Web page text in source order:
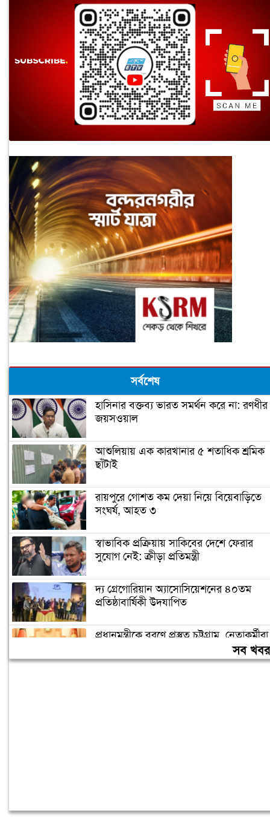
সর্বশেষ
হাসিনার বক্তব্য ভারত সমর্থন করে না: রণধীর
জয়সওয়াল
আশুলিয়ায় এক কারখানার ৫ শতাধিক শ্রমিক
ছাঁটাই
রায়পুরে গোশত কম দেয়া নিয়ে বিয়েবাড়িতে
সংঘর্ষ, আহত ৩
স্বাভাবিক প্রক্রিয়ায় সাকিবের দেশে ফেরার
সুযোগ নেই: ক্রীড়া প্রতিমন্ত্রী
দ্য গ্রেগোরিয়ান অ্যাসোসিয়েশনের ৪০তম
প্রতিষ্ঠাবার্ষিকী উদযাপিত
প্রধানমন্ত্রীকে বরণে প্রস্তুত চট্টগ্রাম, নেতাকর্মীরা
সব